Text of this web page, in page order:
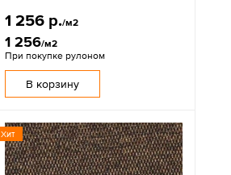
1 256 р./м2
1 256/м2
При покупке рулоном
В корзину
Хит